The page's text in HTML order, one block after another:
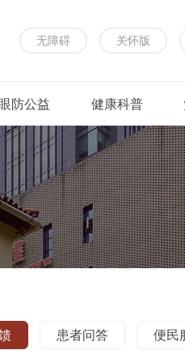
无障碍 关怀版
眼防公益 健康科普
患者问答 便民